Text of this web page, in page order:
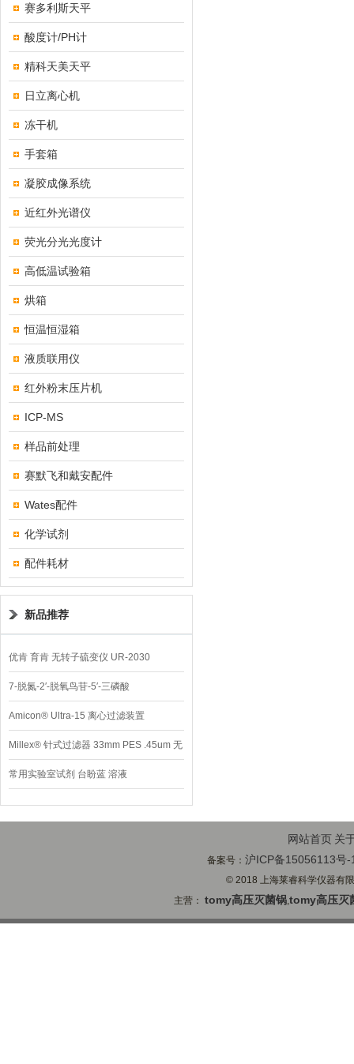
赛多利斯天平
酸度计/PH计
精科天美天平
日立离心机
冻干机
手套箱
凝胶成像系统
近红外光谱仪
荧光分光光度计
高低温试验箱
烘箱
恒温恒湿箱
液质联用仪
红外粉末压片机
ICP-MS
样品前处理
赛默飞和戴安配件
Wates配件
化学试剂
配件耗材
新品推荐
优肯 育肯 无转子硫变仪 UR-2030
7-脱氮-2′-脱氧鸟苷-5′-三磷酸
Amicon® Ultra-15 离心过滤装置
Millex® 针式过滤器 33mm PES .45um 无
菌
常用实验室试剂 台盼蓝 溶液
网站首页 关
备案号：沪ICP备15056113号-
© 2018 上海莱睿科学仪器有
主营：tomy高压灭菌锅,tomy高压灭